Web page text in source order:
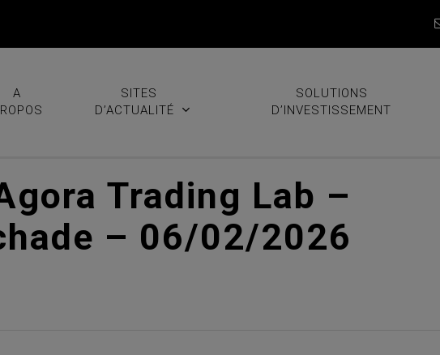
A
SITES
D’ACTUALITÉ
SOLUTIONS
D’INVESTISSEMENT
Trading Lab –
– 06/02/2026